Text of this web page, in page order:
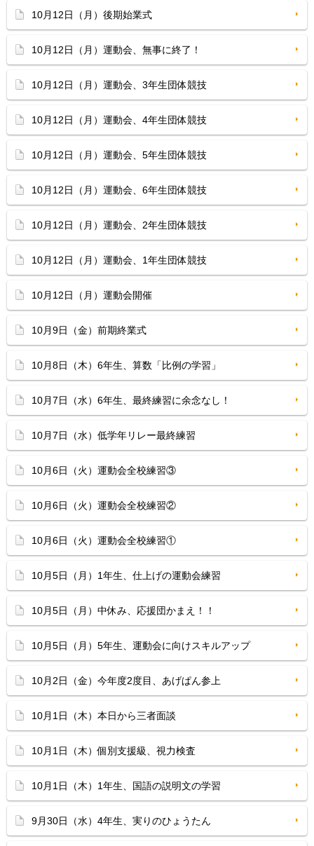
10月12日（月）後期始業式
10月12日（月）運動会、無事に終了！
10月12日（月）運動会、3年生団体競技
10月12日（月）運動会、4年生団体競技
10月12日（月）運動会、5年生団体競技
10月12日（月）運動会、6年生団体競技
10月12日（月）運動会、2年生団体競技
10月12日（月）運動会、1年生団体競技
10月12日（月）運動会開催
10月9日（金）前期終業式
10月8日（木）6年生、算数「比例の学習」
10月7日（水）6年生、最終練習に余念なし！
10月7日（水）低学年リレー最終練習
10月6日（火）運動会全校練習③
10月6日（火）運動会全校練習②
10月6日（火）運動会全校練習①
10月5日（月）1年生、仕上げの運動会練習
10月5日（月）中休み、応援団かまえ！！
10月5日（月）5年生、運動会に向けスキルアップ
10月2日（金）今年度2度目、あげぱん参上
10月1日（木）本日から三者面談
10月1日（木）個別支援級、視力検査
10月1日（木）1年生、国語の説明文の学習
9月30日（水）4年生、実りのひょうたん